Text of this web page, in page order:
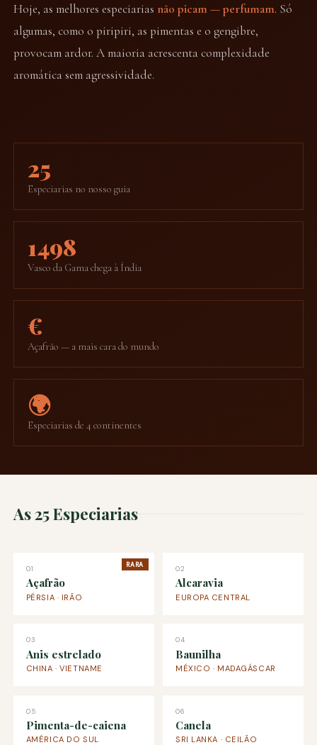
Hoje, as melhores especiariasnão picam — perfumam. Só
algumas, como o piripiri, as pimentas e o gengibre,
provocam ardor. A maioria acrescenta complexidade
aromática sem agressividade.
25
Especiarias no nosso guia
1498
Vasco da Gama chega à Índia
€
Açafrão — a mais cara do mundo
🌍
Especiarias de 4 continentes
As 25 Especiarias
01
Açafrão
PÉRSIA · IRÃO
RARA 02
Alcaravia
EUROPA CENTRAL
03
Anis estrelado
CHINA · VIETNAME
04
Baunilha
MÉXICO · MADAGÁSCAR
05
Pimenta-de-caiena
AMÉRICA DO SUL
06
Canela
SRI LANKA · CEILÃO